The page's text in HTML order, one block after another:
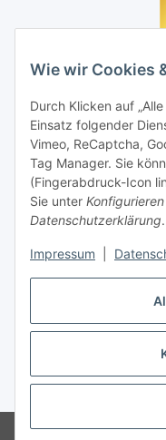
Wie wir Cookies
Durch Klicken auf
Einsatz folgender
Vimeo, ReCaptcha,
Tag Manager. Sie
(Fingerabdruck-Icon
Sie unter Konfigurieren
Datenschutzerklärung.
Impressum
* Alle Preise inkl.
©